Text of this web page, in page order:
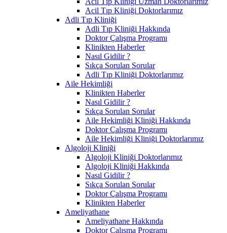
Acil Tıp Kliniği Doktorlarımız
Adli Tıp Kliniği
Adli Tıp Kliniği Hakkında
Doktor Çalışma Programı
Klinikten Haberler
Nasıl Gidilir ?
Sıkça Sorulan Sorular
Adli Tıp Kliniği Doktorlarımız
Aile Hekimliği
Klinikten Haberler
Nasıl Gidilir ?
Sıkça Sorulan Sorular
Aile Hekimliği Kliniği Hakkında
Doktor Çalışma Programı
Aile Hekimliği Kliniği Doktorlarımız
Algoloji Kliniği
Algoloji Kliniği Doktorlarımız
Algoloji Kliniği Hakkında
Nasıl Gidilir ?
Sıkça Sorulan Sorular
Doktor Çalışma Programı
Klinikten Haberler
Ameliyathane
Ameliyathane Hakkında
Doktor Çalışma Programı